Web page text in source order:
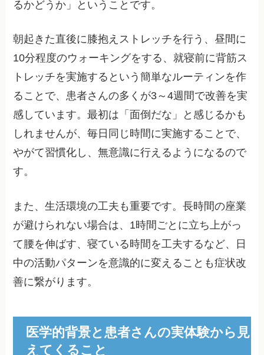
るかどうか」ということです。
朝起きた直後に膝抱えストレッチを行う、昼間に
10分程度のウォーキングをする、就寝前に背筋ス
トレッチを実施するという簡単なルーティンを作
ることで、患者さんの多くが3～4週間で改善を実
感しています。最初は「面倒だな」と感じるかも
しれませんが、毎日同じ時間に実施することで、
やがて習慣化し、無意識に行えるようになるので
す。
また、生活環境の工夫も重要です。長時間の座業
が避けられない場合は、1時間ごとに立ち上がっ
て腰を伸ばす、寝ている時間を工夫するなど、日
中の活動パターンを意識的に変えることも症状改
善に繋がります。
医学的背景と患者さんの実体験から見
えてくること